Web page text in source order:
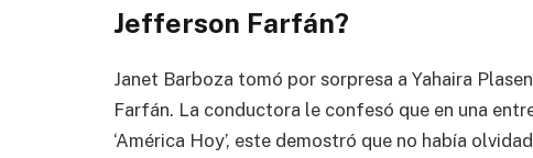
Jefferson Farfán?
Janet Barboza tomó por sorpresa a Yahaira
Farfán. La conductora le confesó que en una
‘América Hoy’, este demostró que no había